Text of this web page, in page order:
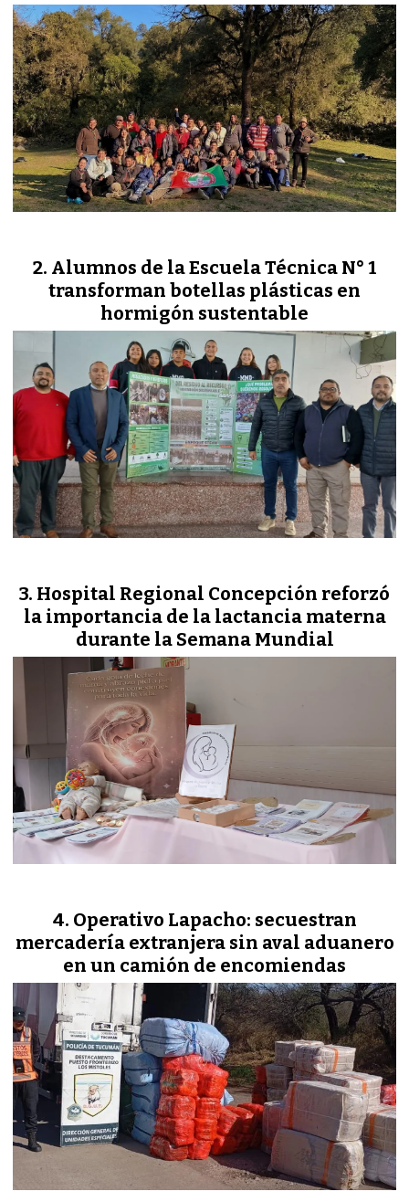
Alumnos de la Escuela Técnica N° 1
transforman botellas plásticas en
hormigón sustentable
Hospital Regional Concepción reforzó
la importancia de la lactancia materna
durante la Semana Mundial
Operativo Lapacho: secuestran
mercadería extranjera sin aval aduanero
en un camión de encomiendas